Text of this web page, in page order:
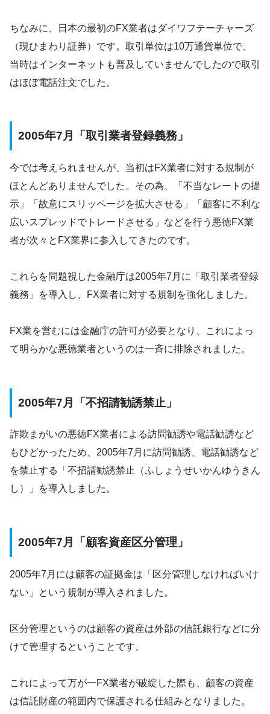
ちなみに、日本の最初のFX業者はダイワフテーチャーズ
（現ひまわり証券）です。取引単位は10万通貨単位で、
当時はインターネットも普及していませんでしたので取引
はほぼ電話注文でした。
2005年7月「取引業者登録義務」
今では考えられませんが、当初はFX業者に対する規制が
ほとんどありませんでした。その為、「不当なレートの提
示」「故意にスリッページを拡大させる」「顧客に不利な
広いスプレッドでトレードさせる」などを行う悪徳FX業
者が次々とFX業界に参入してきたのです。
これらを問題視した金融庁は2005年7月に「取引業者登録
義務」を導入し、FX業者に対する規制を強化しました。
FX業を営むには金融庁の許可が必要となり、これによっ
て明らかな悪徳業者というのは一斉に排除されました。
2005年7月「不招請勧誘禁止」
詐欺まがいの悪徳FX業者による訪問勧誘や電話勧誘など
もひどかったため、2005年7月に訪問勧誘、電話勧誘など
を禁止する「不招請勧誘禁止（ふしょうせいかんゆうきん
し）」を導入しました。
2005年7月「顧客資産区分管理」
2005年7月には顧客の証拠金は「区分管理しなければいけ
ない」という規制が導入されました。
区分管理というのは顧客の資産は外部の信託銀行などに分
けて管理するということです。
これによって万が一FX業者が破綻した際も、顧客の資産
は信託財産の範囲内で保護される仕組みとなりました。